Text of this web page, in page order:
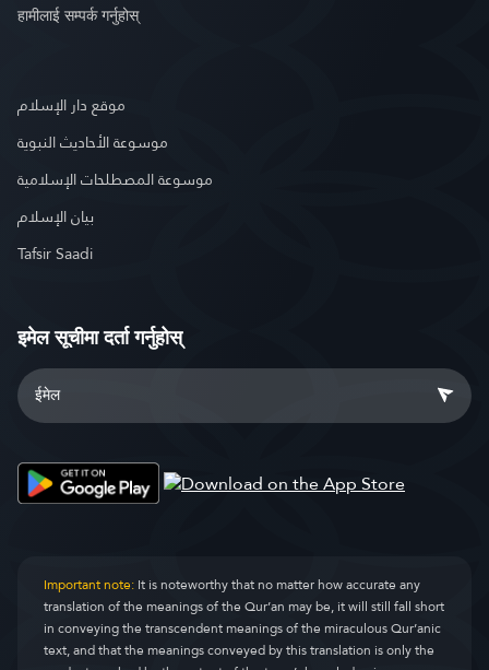
हामीलाई सम्पर्क गर्नुहोस्
موقع دار الإسلام
موسوعة الأحاديث النبوية
موسوعة المصطلحات الإسلامية
بيان الإسلام
Tafsir Saadi
इमेल सूचीमा दर्ता गर्नुहोस्
Important note:It is noteworthy that no matter how accurate any
translation of the meanings of the Qur’an may be, it will still fall short
in conveying the transcendent meanings of the miraculous Qur’anic
text, and that the meanings conveyed by this translation is only the